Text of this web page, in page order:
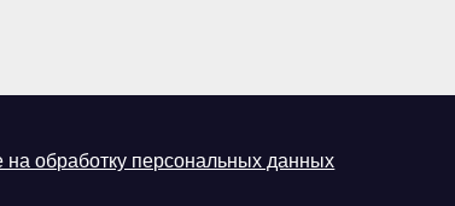
на обработку персональных данных